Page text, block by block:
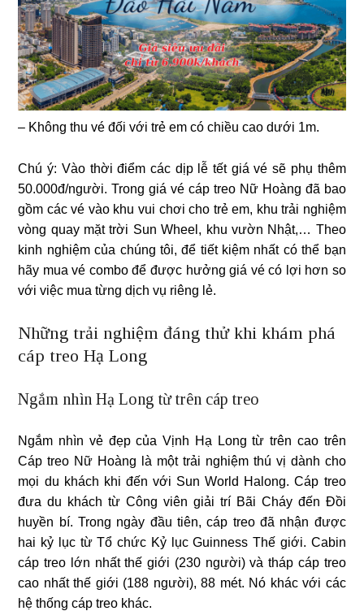
– Không thu vé đối với trẻ em có chiều cao dưới 1m.
Chú ý: Vào thời điểm các dịp lễ tết giá vé sẽ phụ thêm
50.000đ/người. Trong giá vé cáp treo Nữ Hoàng đã bao
gồm các vé vào khu vui chơi cho trẻ em, khu trải nghiệm
vòng quay mặt trời Sun Wheel, khu vườn Nhật,… Theo
kinh nghiệm của chúng tôi, để tiết kiệm nhất có thể bạn
hãy mua vé combo để được hưởng giá vé có lợi hơn so
với việc mua từng dịch vụ riêng lẻ.
Những trải nghiệm đáng thử khi khám phá
cáp treo Hạ Long
Ngắm nhìn Hạ Long từ trên cáp treo
Ngắm nhìn vẻ đẹp của Vịnh Hạ Long từ trên cao trên
Cáp treo Nữ Hoàng là một trải nghiệm thú vị dành cho
mọi du khách khi đến với Sun World Halong. Cáp treo
đưa du khách từ Công viên giải trí Bãi Cháy đến Đồi
huyền bí. Trong ngày đầu tiên, cáp treo đã nhận được
hai kỷ lục từ Tổ chức Kỷ lục Guinness Thế giới. Cabin
cáp treo lớn nhất thế giới (230 người) và tháp cáp treo
cao nhất thế giới (188 người), 88 mét. Nó khác với các
hệ thống cáp treo khác.